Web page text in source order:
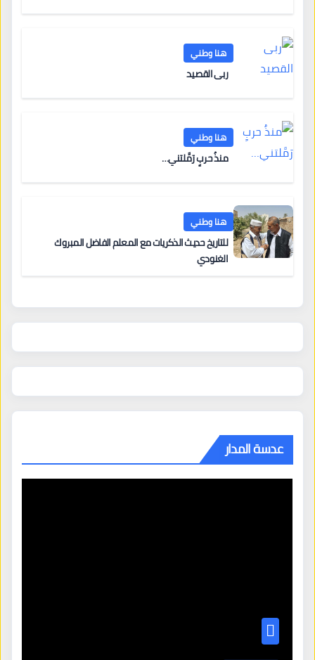
هنا وطني
ربى القصيد
هنا وطني
منذُ حربٍ رَمَّلتني…
هنا وطني
للتاريخ حديث الذكريات مع المعلم الفاضل المبروك
الغنودي
عدسة المدار